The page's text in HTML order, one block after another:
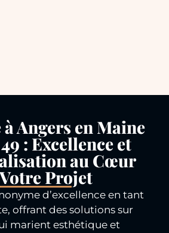
Angers en Maine
: Excellence et
au Cœur
Projet
d’excellence en tant
offrant des solutions sur
marient esthétique et